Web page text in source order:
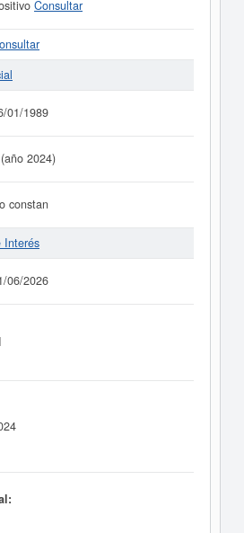
Consultar
01/1989
2024)
constan
Interés
06/2026